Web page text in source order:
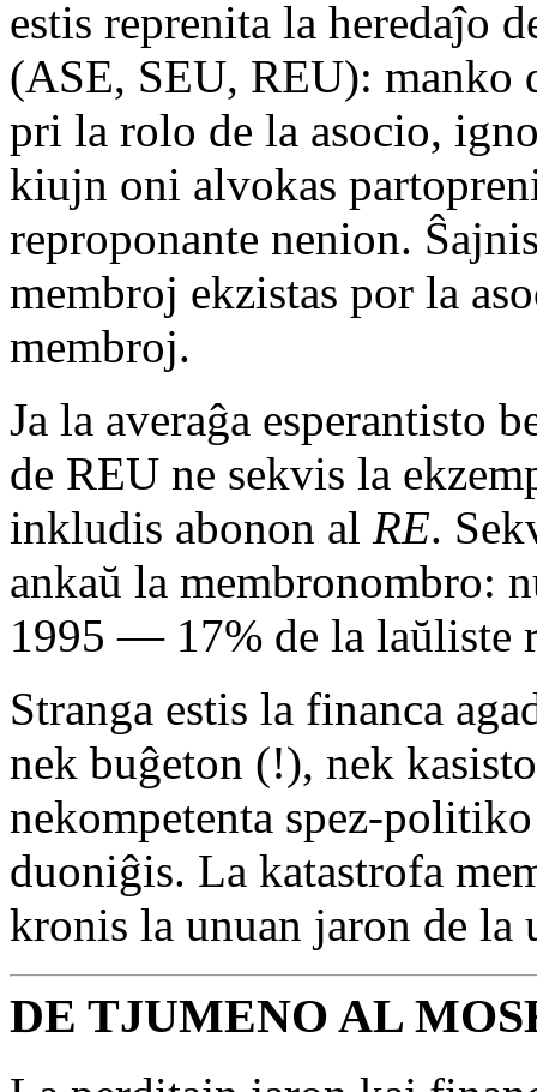
estis reprenita la heredaĵo
(ASE, SEU, REU): manko
pri la rolo de la asocio,
kiujn oni alvokas
reproponante nenion.
membroj ekzistas por la
membroj.
Ja la averaĝa esperantisto
de REU ne sekvis la
inkludis abonon al RE.
ankaŭ la membronombro:
1995 — 17% de la laŭliste
Stranga estis la financa
nek buĝeton (!), nek
nekompetenta spez-
duoniĝis. La katastrofa
kronis la unuan jaron de la
DE TJUMENO AL